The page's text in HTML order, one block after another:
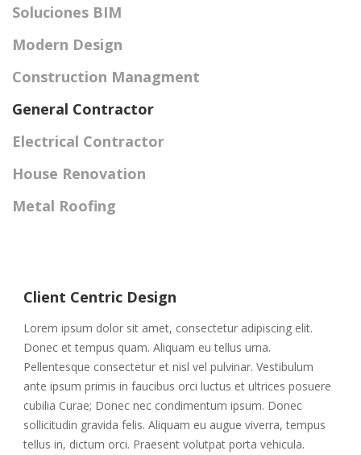
Soluciones BIM
Modern Design
Construction Managment
General Contractor
Electrical Contractor
House Renovation
Metal Roofing
Client Centric Design
Lorem ipsum dolor sit amet, consectetur adipiscing elit.
Donec et tempus quam. Aliquam eu tellus urna.
Pellentesque consectetur et nisl vel pulvinar. Vestibulum
ante ipsum primis in faucibus orci luctus et ultrices posuere
cubilia Curae; Donec nec condimentum ipsum. Donec
sollicitudin gravida felis. Aliquam eu augue viverra, tempus
tellus in, dictum orci. Praesent volutpat porta vehicula.